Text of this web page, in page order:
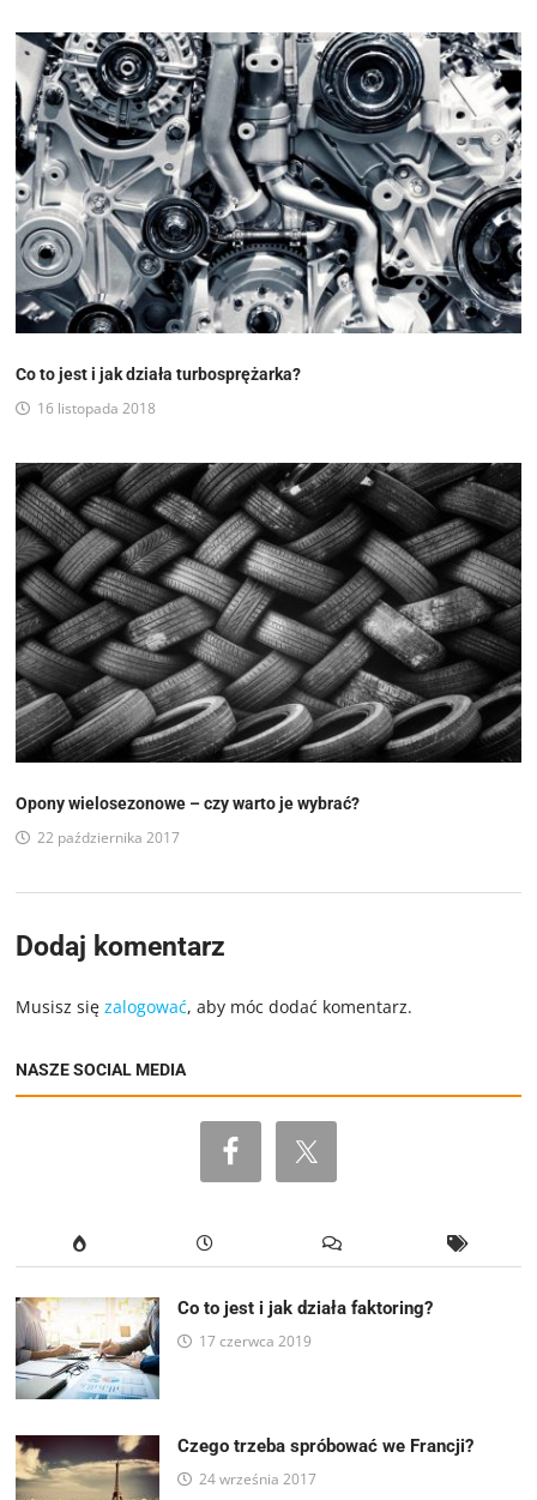
Co to jest i jak działa turbosprężarka?
16 listopada 2018
Opony wielosezonowe – czy warto je wybrać?
22 października 2017
Dodaj komentarz
Musisz sięzalogować, aby móc dodać komentarz.
NASZE SOCIAL MEDIA
Co to jest i jak działa faktoring?
17 czerwca 2019
Czego trzeba spróbować we Francji?
24 września 2017